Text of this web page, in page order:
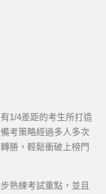
1/4差距的考生所打造
考策略經過多人多次
勝，輕鬆衝破上榜門
熟練考試重點，並且